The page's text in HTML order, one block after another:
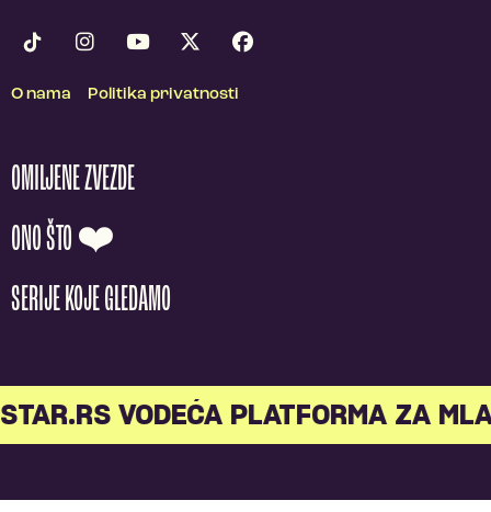
O nama Politika privatnosti
OMILJENE ZVEZDE
ONO ŠTO ❤️
SERIJE KOJE GLEDAMO
VODEĆA PLATFORMA ZA